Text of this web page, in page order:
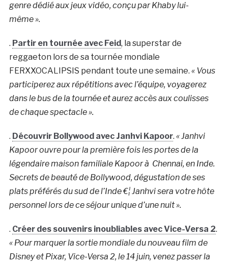
genre dédié aux jeux vidéo, conçu par Khaby lui-
même ».
. Partir en tournée avec Feid, la superstar de
reggaeton lors de sa tournée mondiale
FERXXOCALIPSIS pendant toute une semaine. « Vous
participerez aux répétitions avec l’équipe, voyagerez
dans le bus de la tournée et aurez accès aux coulisses
de chaque spectacle ».
. Découvrir Bollywood avec Janhvi Kapoor. « Janhvi
Kapoor ouvre pour la première fois les portes de la
légendaire maison familiale Kapoor à Chennai, en Inde.
Secrets de beauté de Bollywood, dégustation de ses
plats préférés du sud de l’Inde €¦ Janhvi sera votre hôte
personnel lors de ce séjour unique d’une nuit ».
. Créer des souvenirs inoubliables avec Vice-Versa 2.
« Pour marquer la sortie mondiale du nouveau film de
Disney et Pixar, Vice-Versa 2, le 14 juin, venez passer la